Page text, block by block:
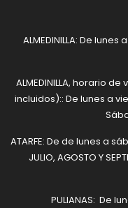
ALMEDINILLA: De
ALMEDINILLA, horario
incluidos):: De lunes a
ATARFE: De de lunes a
JULIO, AGOSTO Y
PULIANAS: De